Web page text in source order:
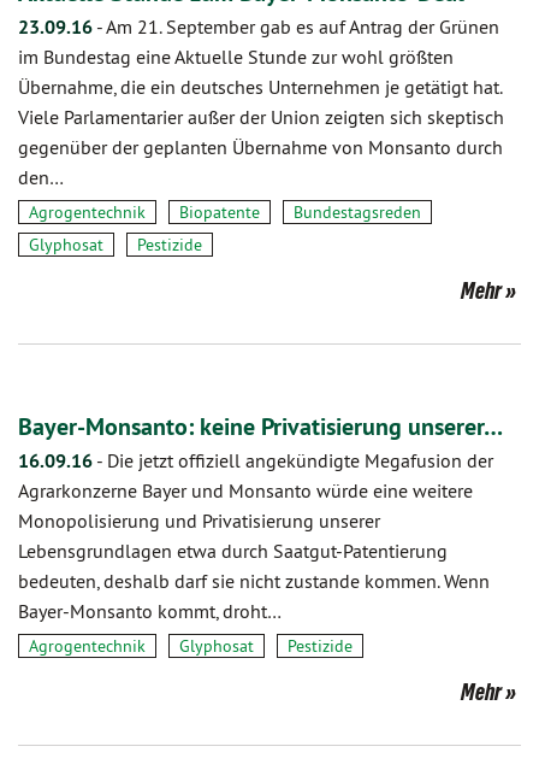
23.09.16 -Am 21. September gab es auf Antrag der Grünen
im Bundestag eine Aktuelle Stunde zur wohl größten
Übernahme, die ein deutsches Unternehmen je getätigt hat.
Viele Parlamentarier außer der Union zeigten sich skeptisch
gegenüber der geplanten Übernahme von Monsanto durch
den…
Agrogentechnik Biopatente
Bundestagsreden
Glyphosat
Pestizide
Mehr
Bayer-Monsanto: keine Privatisierung unserer…
16.09.16 - Die jetzt offiziell angekündigte Megafusion der
Agrarkonzerne Bayer und Monsanto würde eine weitere
Monopolisierung und Privatisierung unserer
Lebensgrundlagen etwa durch Saatgut-Patentierung
bedeuten, deshalb darf sie nicht zustande kommen. Wenn
Bayer-Monsanto kommt, droht…
Agrogentechnik Glyphosat Pestizide
Mehr